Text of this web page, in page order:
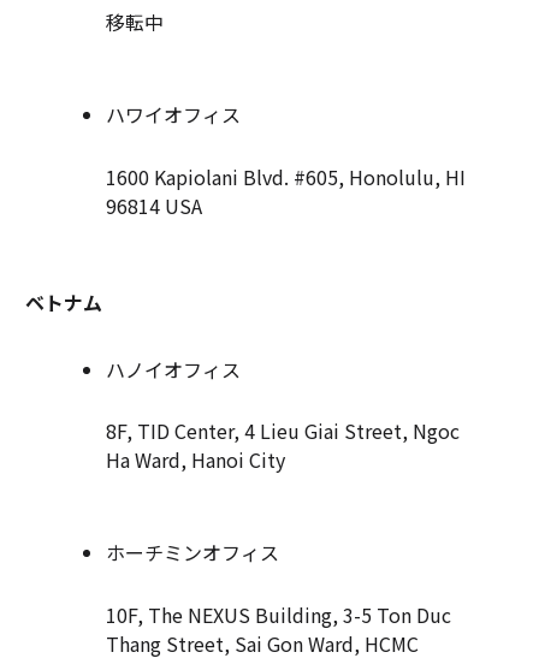
移転中
ハワイオフィス
1600 Kapiolani Blvd. #605, Honolulu, HI
96814 USA
ベトナム
ハノイオフィス
8F, TID Center, 4 Lieu Giai Street, Ngoc
Ha Ward, Hanoi City
ホーチミンオフィス
10F, The NEXUS Building, 3-5 Ton Duc
Thang Street, Sai Gon Ward, HCMC